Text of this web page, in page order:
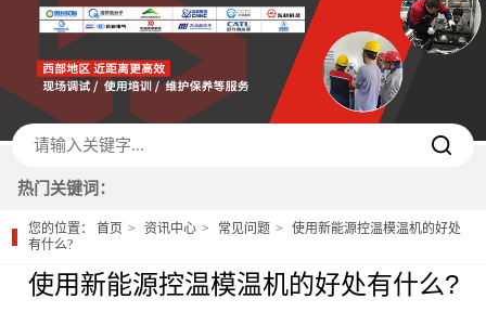
热门关键词：
您的位置：首页 资讯中心 常见问题
使用新能源控温模温机的好处
有什么?
使用新能源控温模温机的好处有什么?